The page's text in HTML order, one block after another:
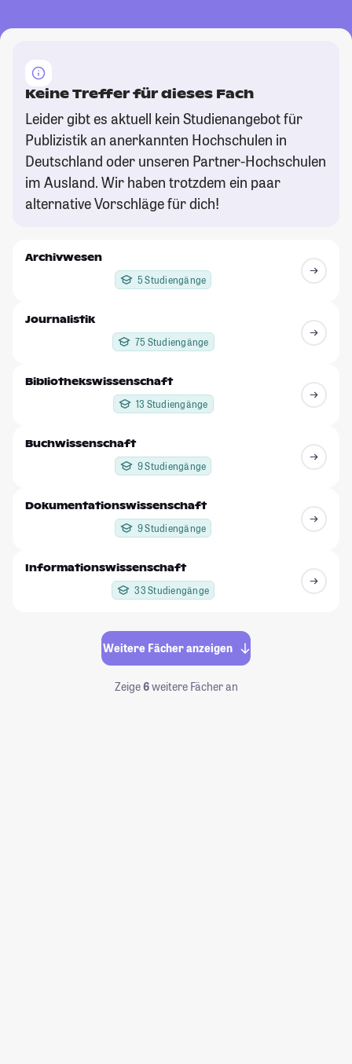
Keine Treffer für dieses Fach
Leider gibt es aktuell kein Studienangebot für
Publizistik an anerkannten Hochschulen in
Deutschland oder unseren Partner-Hochschulen
im Ausland. Wir haben trotzdem ein paar
alternative Vorschläge für dich!
Archivwesen
5 Studiengänge
Journalistik
75 Studiengänge
Bibliothekswissenschaft
13 Studiengänge
Buchwissenschaft
9 Studiengänge
Dokumentationswissenschaft
9 Studiengänge
Informationswissenschaft
33 Studiengänge
Weitere Fächer anzeigen
Zeige6weitere Fächer an